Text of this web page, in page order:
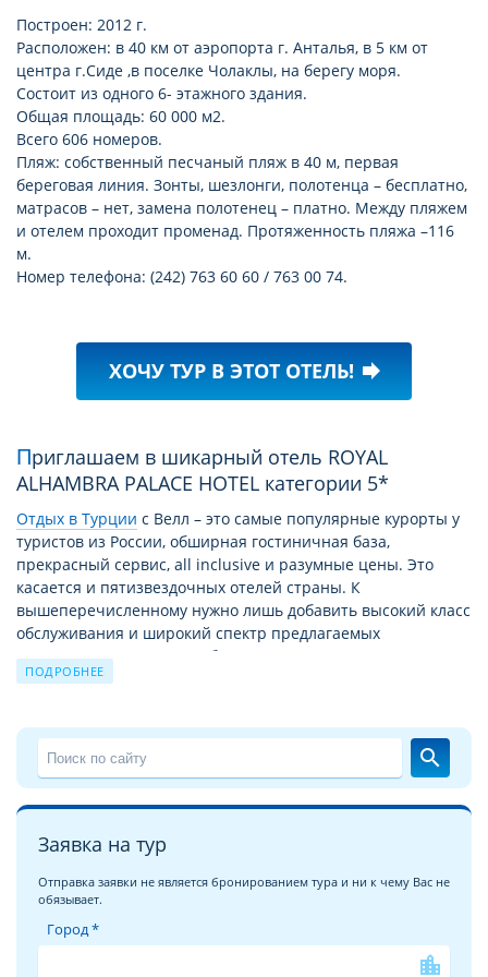
Построен: 2012 г.
Расположен: в 40 км от аэропорта г. Анталья, в 5 км от
центра г.Сиде ,в поселке Чолаклы, на берегу моря.
Состоит из одного 6- этажного здания.
Общая площадь: 60 000 м2.
Всего 606 номеров.
Пляж: собственный песчаный пляж в 40 м, первая
береговая линия. Зонты, шезлонги, полотенца – бесплатно,
матрасов – нет, замена полотенец – платно. Между пляжем
и отелем проходит променад. Протяженность пляжа –116
м.
Номер телефона: (242) 763 60 60 / 763 00 74.
ХОЧУ ТУР В ЭТОТ ОТЕЛЬ! forward
Приглашаем в шикарный отель ROYAL
ALHAMBRA PALACE HOTEL категории 5*
Отдых в Турции c Велл – это самые популярные курорты у
туристов из России, обширная гостиничная база,
прекрасный сервис, all inclusive и разумные цены. Это
касается и пятизвездочных отелей страны. К
вышеперечисленному нужно лишь добавить высокий класс
обслуживания и широкий спектр предлагаемых
дополнительных услуг. А богатая история страны
позволяет насытить пребывание здесь экскурсиями,
Детальное описание отеля ROYAL ALHAMBRA PALACE
HOTEL 5*
ROYAL ALHAMBRA PALACE HOTEL 5*
распахнувшего двери на одном из самых популярных
фотографиях отеля ROYAL ALHAMBRA PALACE HOTEL вы
которая поможет Вам в выборе отеля своей мечты! Отель
будет рад каждому гостю: и туристу, отдыхающему одному,
ПОДРОБНЕЕ
search
Заявка на тур
Отправка заявки не является бронированием тура и ни к чему Вас не
обязывает.
Город *
location_city